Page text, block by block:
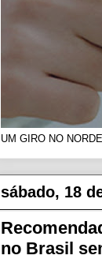
UM GIRO NO
sábado, 18
no Brasil